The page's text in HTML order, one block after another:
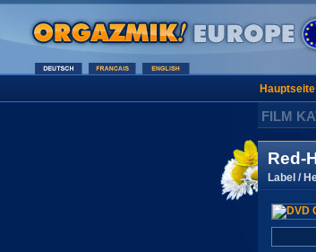
Hauptseite|
FILM
Red-
Label /